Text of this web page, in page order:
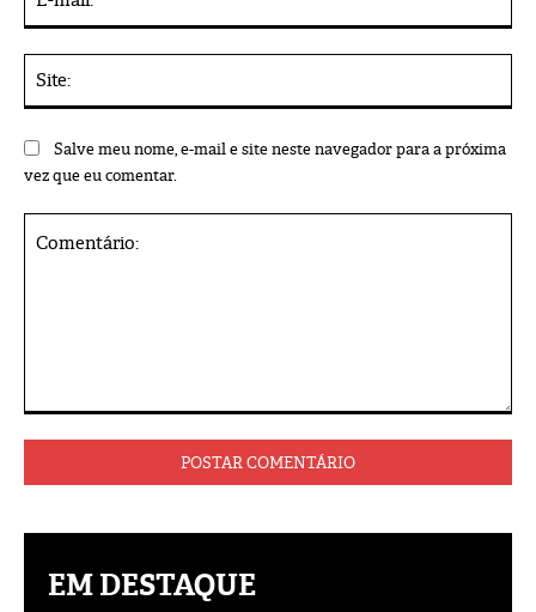
Salve meu nome, e-mail e site neste navegador para a próxima
vez que eu comentar.
EM DESTAQUE